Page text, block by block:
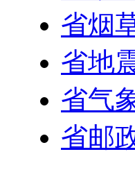
省烟
省地
省气
省邮